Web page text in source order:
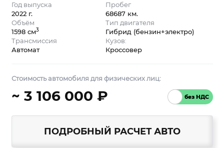
Год выпуска
2022 г.
Пробег
68687 км.
Объём
1598 см3
Тип двигателя
Гибрид (бензин+электро)
Трансмиссия
Автомат
Кузов:
Кроссовер
Стоимость автомобиля для физических лиц:
~ 3 106 000 ₽
ПОДРОБНЫЙ РАСЧЕТ АВТО